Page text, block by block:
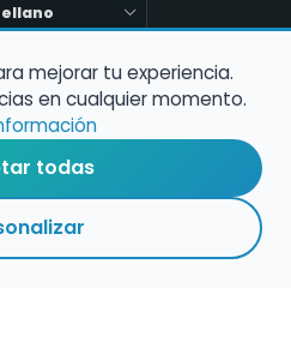
Músico
de Músicos
Acompañante
y docentes
mejorar tu experiencia.
en cualquier momento.
todas